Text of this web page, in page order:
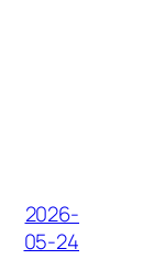
2026-
05-24